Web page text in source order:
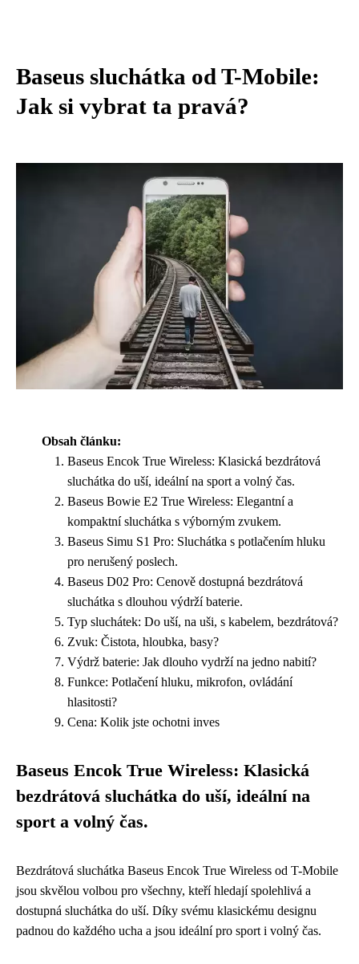
Baseus sluchátka od T-Mobile:
Jak si vybrat ta pravá?
Obsah článku:
Baseus Encok True Wireless: Klasická bezdrátová
sluchátka do uší, ideální na sport a volný čas.
Baseus Bowie E2 True Wireless: Elegantní a
kompaktní sluchátka s výborným zvukem.
Baseus Simu S1 Pro: Sluchátka s potlačením hluku
pro nerušený poslech.
Baseus D02 Pro: Cenově dostupná bezdrátová
sluchátka s dlouhou výdrží baterie.
Typ sluchátek: Do uší, na uši, s kabelem, bezdrátová?
Zvuk: Čistota, hloubka, basy?
Výdrž baterie: Jak dlouho vydrží na jedno nabití?
Funkce: Potlačení hluku, mikrofon, ovládání
hlasitosti?
Cena: Kolik jste ochotni inves
Baseus Encok True Wireless: Klasická
bezdrátová sluchátka do uší, ideální na
sport a volný čas.
Bezdrátová sluchátka Baseus Encok True Wireless od T-Mobile
jsou skvělou volbou pro všechny, kteří hledají spolehlivá a
dostupná sluchátka do uší. Díky svému klasickému designu
padnou do každého ucha a jsou ideální pro sport i volný čas.